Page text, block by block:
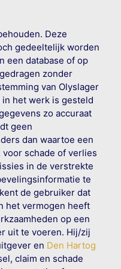
Deze
gedeeltelijk worden
een database of op
zonder
van Olyslager
in het werk is gesteld
zo accuraat
geen
dan waartoe een
schade of verlies
in de verstrekte
te
de gebruiker dat
het vermogen heeft
op een
uit te voeren. Hij/zij
en Den Hartog
claim en schade